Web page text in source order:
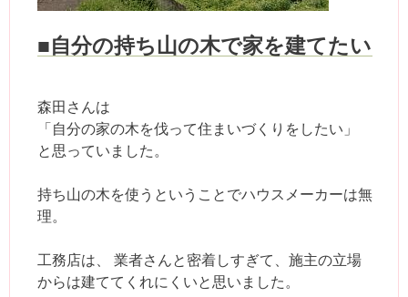
■自分の持ち山の木で家を建てたい
森田さんは
「自分の家の木を伐って住まいづくりをしたい」
と思っていました。
持ち山の木を使うということでハウスメーカーは無
理。
工務店は、 業者さんと密着しすぎて、施主の立場
からは建ててくれにくいと思いました。